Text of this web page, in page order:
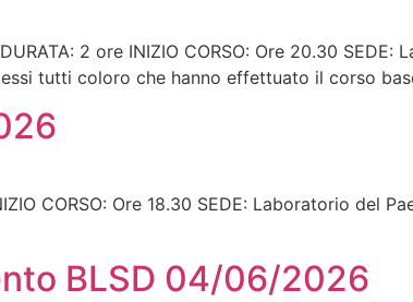
2 ore INIZIO CORSO: Ore 20.30
tutti coloro che hanno effettuato il corso
CORSO: Ore 18.30 SEDE: Laboratorio del
BLSD 04/06/2026